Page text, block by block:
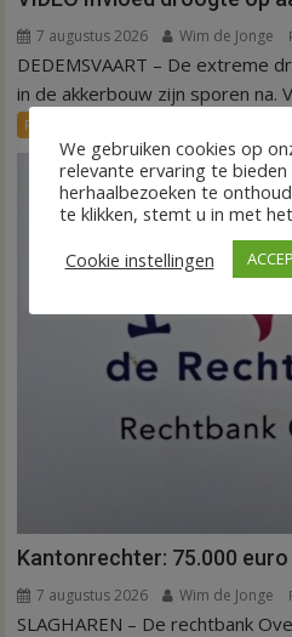
7 augustus 2026 Wim de Jonge
DEDEMSVAART – De extreme
in de akkerbouw zijn sporen na.
FRONTPAGE
Kantonrechter: 75.000
7 augustus 2026 Wim de Jonge
SLAGHAREN – De rechtbank
We gebruiken cookies op
relevante ervaring te
herhaalbezoeken te
te klikken, stemt u in met
Cookie instellingen